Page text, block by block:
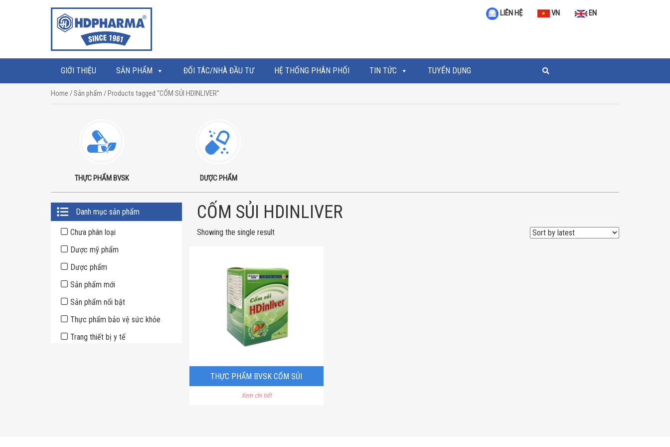
LIÊN HỆ VN EN
GIỚI THIỆU SẢN PHẨM ĐỐI TÁC/NHÀ ĐẦU TƯ HỆ THỐNG PHÂN PHỐI TIN TỨC TUYỂN DỤNG
Home /Sản phẩm / Products tagged “CỐM SỦI HDINLIVER”
THỰC PHẨM BVSK DƯỢC PHẨM
Primary
Sidebar
Danh mục sản phẩm
Chưa phân loại
Dược mỹ phẩm
Dược phẩm
Sản phẩm mới
Sản phẩm nổi bật
Thực phẩm bảo vệ sức khỏe
Trang thiết bị y tế
CỐM SỦI HDINLIVER
Showing the single result
THỰC PHẨM BVSK CỐM SỦI
HDINLIVER
Xem chi tiết